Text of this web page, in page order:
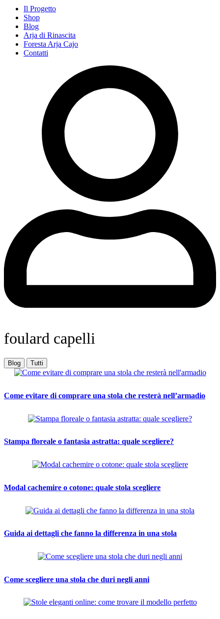
Il Progetto
Shop
Blog
Arja di Rinascita
Foresta Arja Cajo
Contatti
foulard capelli
Blog Tutti
Come evitare di comprare una stola che resterà nell’armadio
Stampa floreale o fantasia astratta: quale scegliere?
Modal cachemire o cotone: quale stola scegliere
Guida ai dettagli che fanno la differenza in una stola
Come scegliere una stola che duri negli anni